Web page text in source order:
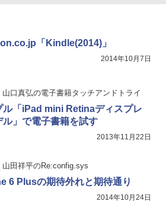
「Kindle(2014)」
2014年10月7日
山口真弘の電子書籍タッチアンドトライ
ル「iPad mini Retinaディスプレ
ル」で電子書籍を試す
2013年11月22日
山田祥平のRe:config.sys
6 Plusの期待外れと期待通り
2014年10月24日